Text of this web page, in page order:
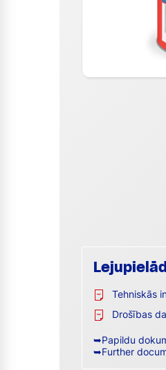
Tehniskās
Drošības
➥Papildu
➥Further